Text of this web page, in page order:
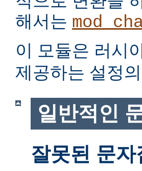
해서는
이 모듈은 러시
제공하는 설정
일반적인
잘못된 문